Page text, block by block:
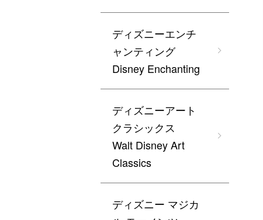
ディズニーエンチ
ャンティング
Disney Enchanting
ディズニーアート
クラシックス
Walt Disney Art
Classics
ディズニー マジカ